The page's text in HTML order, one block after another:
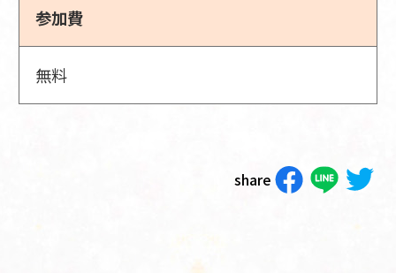
参加費
無料
share